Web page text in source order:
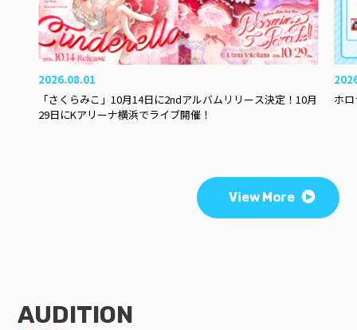
2026.08.01
「さくらみこ」10月14日に2ndアルバムリリース決定！10月
29日にKアリーナ横浜でライブ開催！
ホ
View More
AUDITION